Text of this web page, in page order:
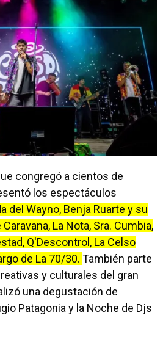
congregó a cientos de
los espectáculos
del Wayno, Benja Ruarte y su
La Nota, Sra. Cumbia,
Q'Descontrol, La Celso
de La 70/30. También parte
y culturales del gran
una degustación de
Patagonia y la Noche de Djs